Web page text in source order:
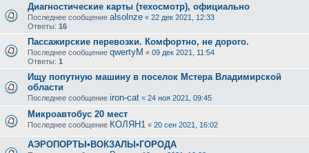
Диагностические карты (техосмотр), официально
Последнее сообщение alsolnze « 22 дек 2021, 12:33
Ответы: 16
Пассажирские перевозки. Комфортно, не дорого.
Последнее сообщение qwertyM « 09 дек 2021, 11:54
Ответы: 1
Ищу попутную машину в поселок Мстера Владимирской
области
Последнее сообщение iron-cat « 24 ноя 2021, 09:45
Микроавтобус 20 мест
Последнее сообщение КОЛЯН1 « 20 сен 2021, 16:02
АЭРОПОРТЫ•ВОКЗАЛЫ•ГОРОДА